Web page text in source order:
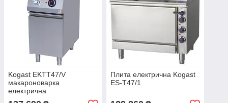
Kogast EKTT47/V
макароноварка
електрична
Плита електрична Kogast
ES-T47/1